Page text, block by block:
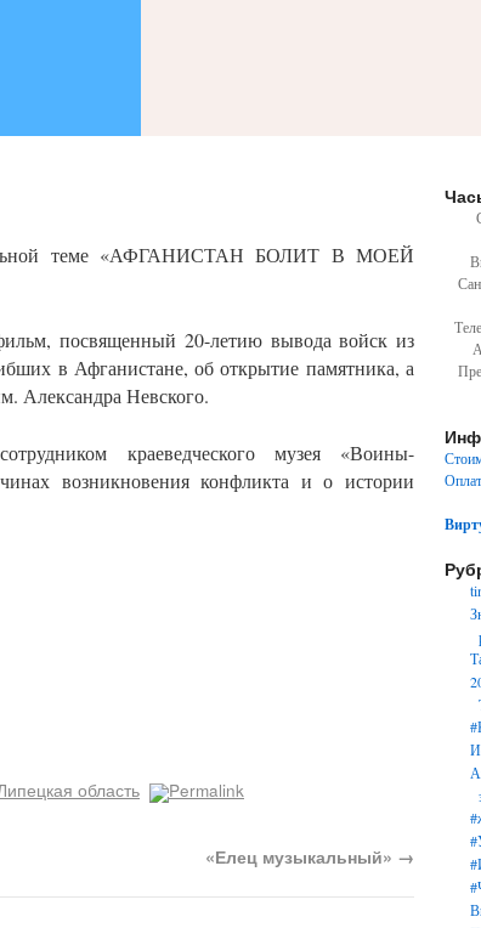
теме «АФГАНИСТАН БОЛИТ В МОЕЙ
посвященный 20-летию вывода войск из
в Афганистане, об открытие памятника, а
Александра Невского.
краеведческого музея «Воины-
возникновения конфликта и о истории
область Permalink
«Елец музыкальный» →